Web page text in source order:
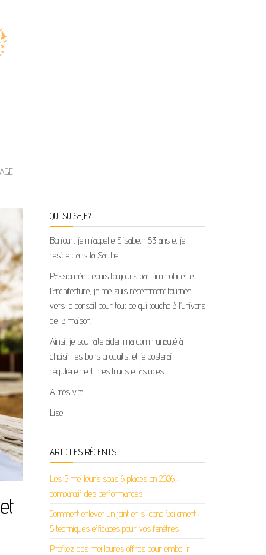
QUI SUIS-JE?
Bonjour, je m’appelle Elisabeth 53 ans et je
réside dans la Sarthe.
Passionnée depuis toujours par l’immobilier et
l’architecture, je me suis récemment tournée
vers le conseil pour tout ce qui touche à l’univers
de la maison.
Ainsi, je souhaite aider ma communauté à
choisir les bons produits, et je posterai
régulièrement mes trucs et astuces.
A très vite
Lise
ARTICLES RÉCENTS
Les 5 meilleurs spas 6 places en 2026 :
comparatif des performances
Comment enlever un joint en silicone facilement :
5 techniques efficaces pour vos fenêtres
Profitez des meilleures offres pour embellir